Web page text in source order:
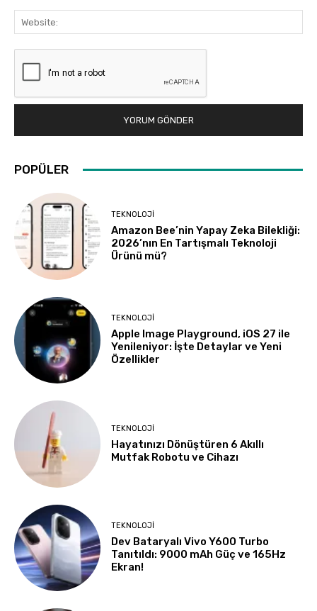
POPÜLER
TEKNOLOJI
Amazon Bee’nin Yapay Zeka Bilekliği:
2026’nın En Tartışmalı Teknoloji
Ürünü mü?
TEKNOLOJI
Apple Image Playground, iOS 27 ile
Yenileniyor: İşte Detaylar ve Yeni
Özellikler
TEKNOLOJI
Hayatınızı Dönüştüren 6 Akıllı
Mutfak Robotu ve Cihazı
TEKNOLOJI
Dev Bataryalı Vivo Y600 Turbo
Tanıtıldı: 9000 mAh Güç ve 165Hz
Ekran!